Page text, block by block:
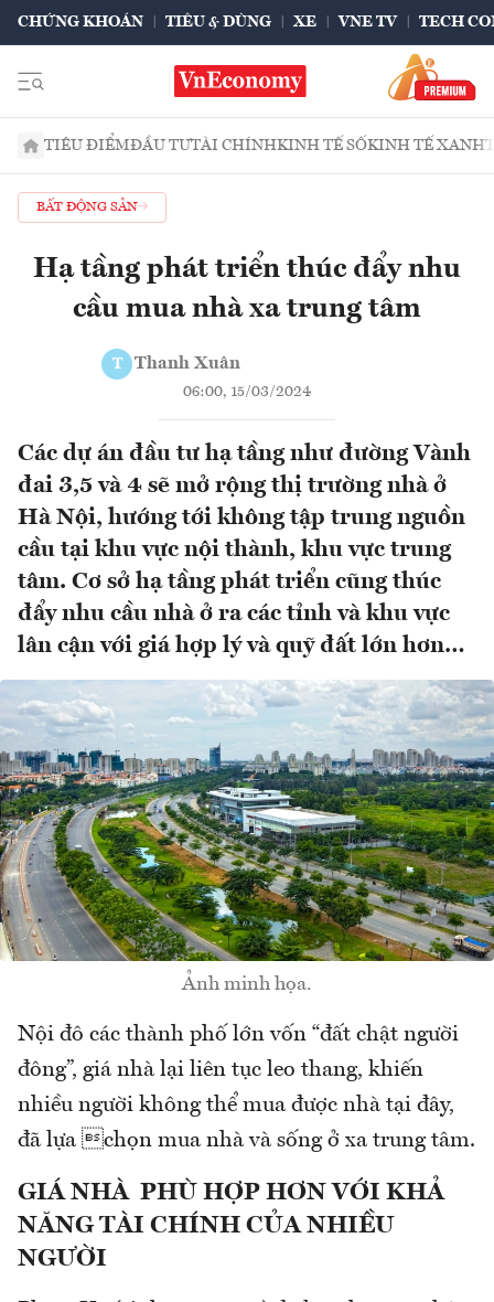
CHỨNG KHOÁN TIÊU & DÙNG XE VNE TV TECH
TIÊU ĐIỂMĐẦU TƯTÀI CHÍNHKINH TẾ SỐKINH TẾ XANH
BẤT ĐỘNG SẢN
Hạ tầng phát triển thúc đẩy nhu
cầu mua nhà xa trung tâm
T Thanh Xuân
06:00, 15/03/2024
Các dự án đầu tư hạ tầng như đường Vành
đai 3,5 và 4 sẽ mở rộng thị trường nhà ở
Hà Nội, hướng tới không tập trung nguồn
cầu tại khu vực nội thành, khu vực trung
tâm. Cơ sở hạ tầng phát triển cũng thúc
đẩy nhu cầu nhà ở ra các tỉnh và khu vực
lân cận với giá hợp lý và quỹ đất lớn hơn…
Ảnh minh họa.
Nội đô các thành phố lớn vốn “đất chật người
đông”, giá nhà lại liên tục leo thang, khiến
nhiều người không thể mua được nhà tại đây,
đã lựa chọn mua nhà và sống ở xa trung tâm.
GIÁ NHÀ PHÙ HỢP HƠN VỚI KHẢ
NĂNG TÀI CHÍNH CỦA NHIỀU
NGƯỜI